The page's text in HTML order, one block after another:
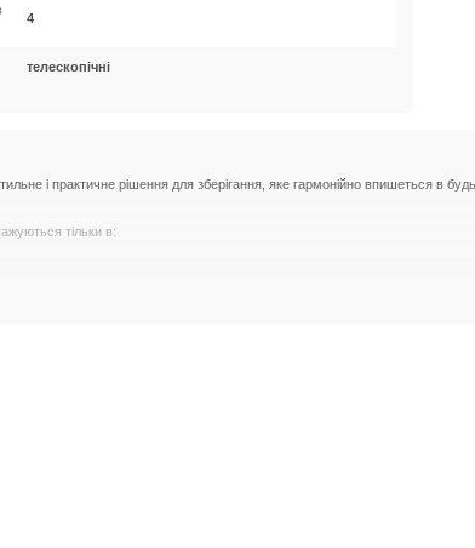
4
телескопічні
і практичне рішення для зберігання, яке гармонійно впишеться в
тільки в: